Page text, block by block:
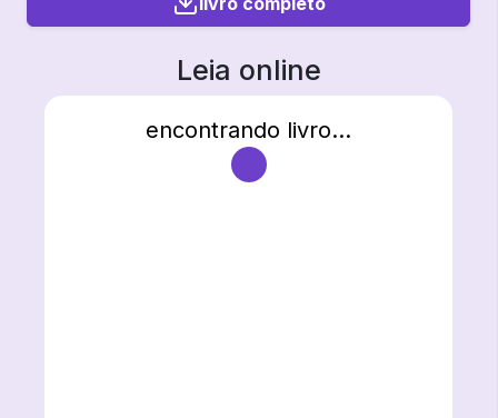
Leia online
encontrando livro...